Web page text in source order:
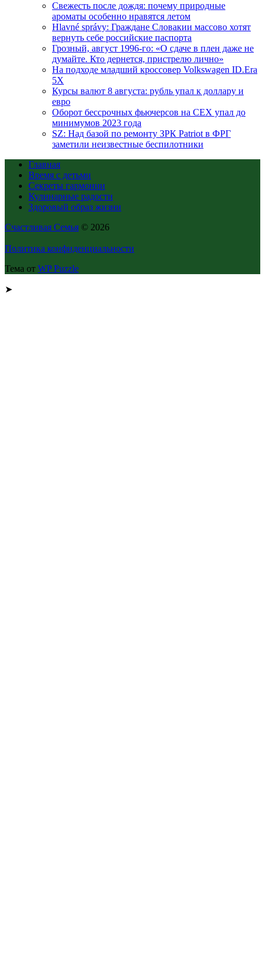
Свежесть после дождя: почему природные
ароматы особенно нравятся летом
Hlavné správy: Граждане Словакии массово хотят
вернуть себе российские паспорта
Грозный, август 1996-го: «О сдаче в плен даже не
думайте. Кто дернется, пристрелю лично»
На подходе младший кроссовер Volkswagen ID.Era
5X
Курсы валют 8 августа: рубль упал к доллару и
евро
Оборот бессрочных фьючерсов на CEX упал до
минимумов 2023 года
SZ: Над базой по ремонту ЗРК Patriot в ФРГ
заметили неизвестные беспилотники
Главная
Время с детьми
Секреты гармонии
Кулинарные радости
Здоровый образ жизни
Счастливая Семья © 2026
Политика конфиденциальности
Тема от WP Puzzle
➤